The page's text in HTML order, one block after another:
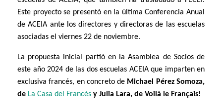
Este proyecto se presentó en la última Conferencia Anual
de ACEIA ante los directores y directoras de las escuelas
asociadas el viernes 22 de noviembre.
La propuesta inicial partió en la Asamblea de Socios de
este año 2024 de las dos escuelas ACEIA que imparten en
exclusiva francés, en concreto de Michael Pérez Somoza,
de La Casa del Francés y Julia Lara, de Voilà le Français!